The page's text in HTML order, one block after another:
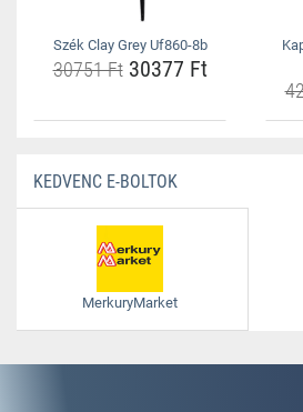
Szék Clay Grey Uf860-8b
30751 Ft30377 Ft
KEDVENC E-BOLTOK
MerkuryMarket